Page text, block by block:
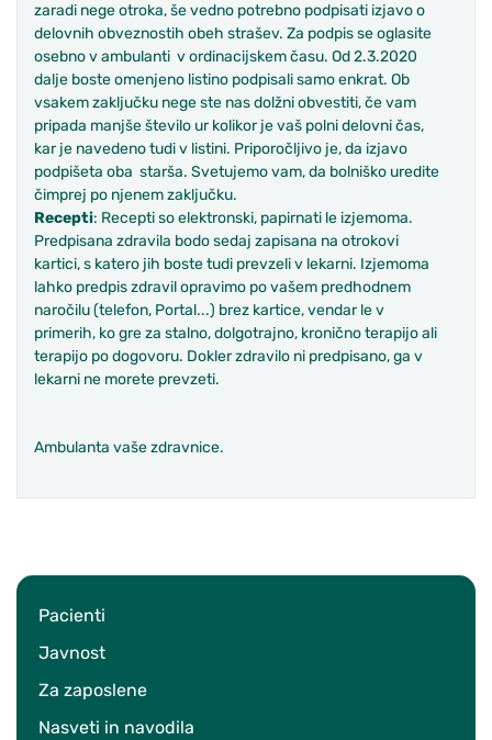
Pacienti
Javnost
Za zaposlene
Nasveti in navodila
zaradi nege otroka, še vedno potrebno podpisati izjavo o
delovnih obveznostih obeh strašev. Za podpis se oglasite
osebno v ambulanti v ordinacijskem času. Od 2.3.2020
dalje boste omenjeno listino podpisali samo enkrat. Ob
vsakem zaključku nege ste nas dolžni obvestiti, če vam
pripada manjše število ur kolikor je vaš polni delovni čas,
kar je navedeno tudi v listini. Priporočljivo je, da izjavo
podpišeta oba starša. Svetujemo vam, da bolniško uredite
čimprej po njenem zaključku.
Recepti: Recepti so elektronski, papirnati le izjemoma.
Predpisana zdravila bodo sedaj zapisana na otrokovi
kartici, s katero jih boste tudi prevzeli v lekarni. Izjemoma
lahko predpis zdravil opravimo po vašem predhodnem
naročilu (telefon, Portal...) brez kartice, vendar le v
primerih, ko gre za stalno, dolgotrajno, kronično terapijo ali
terapijo po dogovoru. Dokler zdravilo ni predpisano, ga v
lekarni ne morete prevzeti.
Ambulanta vaše zdravnice.